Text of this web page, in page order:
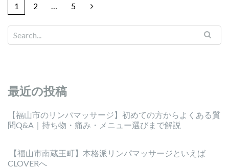
1 2 5
最近の投稿
【福山市のリンパマッサージ】初めての方からよくある質
問Q&A｜持ち物・痛み・メニュー選びまで解説
【福山市南蔵王町】本格派リンパマッサージといえば
CLOVERへ